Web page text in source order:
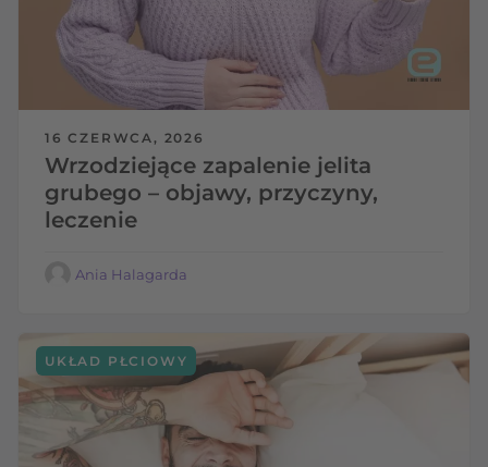
16 CZERWCA, 2026
Wrzodziejące zapalenie jelita
grubego – objawy, przyczyny,
leczenie
Ania Halagarda
UKŁAD PŁCIOWY